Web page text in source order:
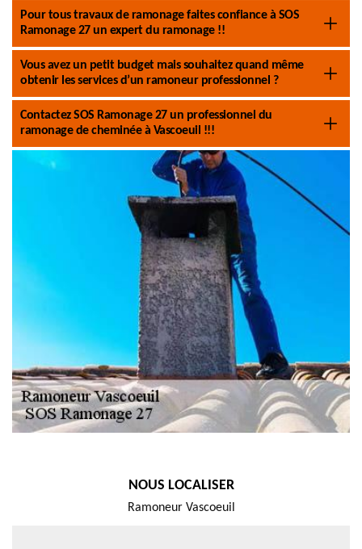
Pour tous travaux de ramonage faites confiance à SOS
Ramonage 27 un expert du ramonage !!
Vous avez un petit budget mais souhaitez quand même
obtenir les services d’un ramoneur professionnel ?
Contactez SOS Ramonage 27 un professionnel du
ramonage de cheminée à Vascoeuil !!!
NOUS LOCALISER
Ramoneur Vascoeuil